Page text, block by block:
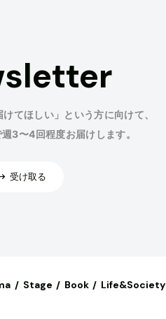
てほしい」という方に向けて、
3〜4回程度お届けします。
受け取る
Stage Book Life&Society